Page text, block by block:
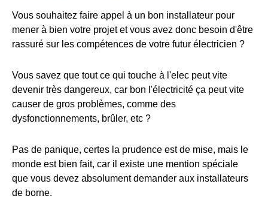
Vous souhaitez faire appel à un bon installateur pour
mener à bien votre projet et vous avez donc besoin d'être
rassuré sur les compétences de votre futur électricien ?
Vous savez que tout ce qui touche à l'elec peut vite
devenir très dangereux, car bon l'électricité ça peut vite
causer de gros problèmes, comme des
dysfonctionnements, brûler, etc ?
Pas de panique, certes la prudence est de mise, mais le
monde est bien fait, car il existe une mention spéciale
que vous devez absolument demander aux installateurs
de borne.